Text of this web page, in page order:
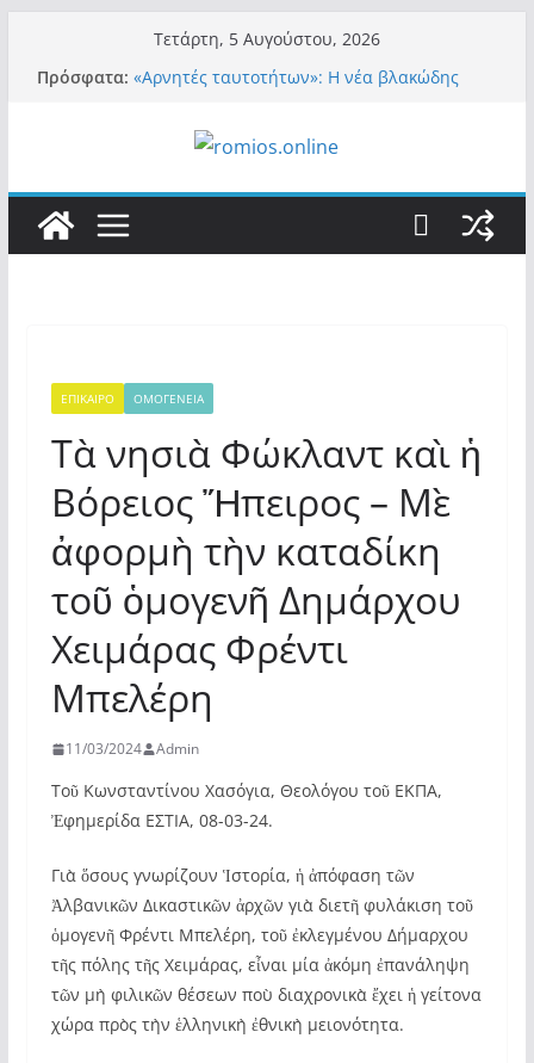
περιεχόμενο
Τετάρτη, 5 Αυγούστου, 2026
Πρόσφατα: «Αρνητές ταυτοτήτων»: Η νέα βλακώδης
Βόμβα: Με στήριξη Musk το νέο κόμμα
Κασιδιάρη – Οι ένοικοι του Μαξίμου σε
Ελλάδα
Σύρος: Βρετανίδα τουρίστρια έμεινε σε κώμα
42 ημέρες μετά από τσίμπημα τσιμπουριού!
ΕΠΙΚΑΙΡΟ ΟΜΟΓΕΝΕΙΑ
Τὰ νησιὰ Φώκλαντ καὶ ἡ
Βόρειος Ἤπειρος – Μὲ
ἀφορμὴ τὴν καταδίκη
τοῦ ὁμογενῆ Δημάρχου
Χειμάρας Φρέντι
Μπελέρη
11/03/2024 Admin
Τοῦ Κωνσταντίνου Χασόγια, Θεολόγου τοῦ ΕΚΠΑ,
Ἐφημερίδα ΕΣΤΙΑ, 08-03-24.
Γιὰ ὅσους γνωρίζουν Ἱστορία, ἡ ἀπόφαση τῶν
Ἀλβανικῶν Δικαστικῶν ἀρχῶν γιὰ διετῆ φυλάκιση τοῦ
ὁμογενῆ Φρέντι Μπελέρη, τοῦ ἐκλεγμένου Δήμαρχου
τῆς πόλης τῆς Χειμάρας, εἶναι μία ἀκόμη ἐπανάληψη
τῶν μὴ φιλικῶν θέσεων ποὺ διαχρονικὰ ἔχει ἡ γείτονα
χώρα πρὸς τὴν ἑλληνικὴ ἐθνικὴ μειονότητα.